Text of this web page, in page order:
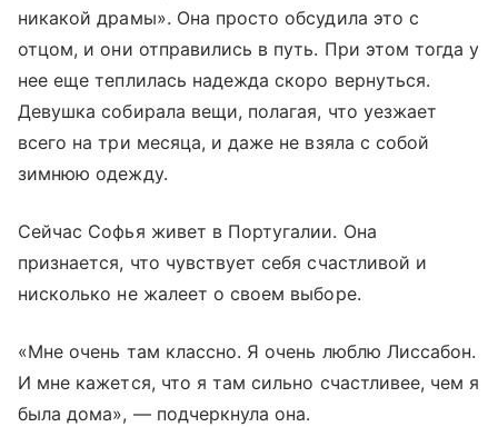
никакой драмы». Она просто обсудила это с
отцом, и они отправились в путь. При этом тогда у
нее еще теплилась надежда скоро вернуться.
Девушка собирала вещи, полагая, что уезжает
всего на три месяца, и даже не взяла с собой
зимнюю одежду.
Сейчас Софья живет в Португалии. Она
признается, что чувствует себя счастливой и
нисколько не жалеет о своем выборе.
«Мне очень там классно. Я очень люблю Лиссабон.
И мне кажется, что я там сильно счастливее, чем я
была дома», — подчеркнула она.